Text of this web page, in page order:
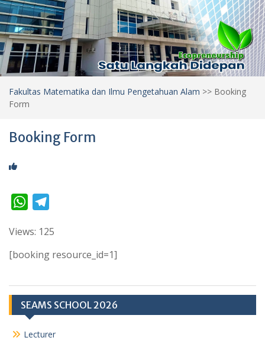
Fakultas Matematika dan Ilmu Pengetahuan Alam >> Booking
Form
Booking Form
W
a
t
A
p
p
l
e
r
a
m
Views: 125
[booking resource_id=1]
SEAMS SCHOOL 2026
Lecturer